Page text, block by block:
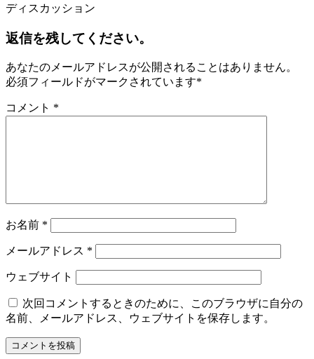
ディスカッション
返信を残してください。
あなたのメールアドレスが公開されることはありません。
必須フィールドがマークされています*
コメント *
お名前 *
メールアドレス *
ウェブサイト
次回コメントするときのために、このブラウザに自分の
名前、メールアドレス、ウェブサイトを保存します。